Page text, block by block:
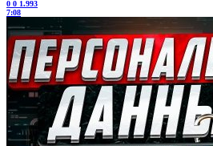
0 0 1.993
7:08